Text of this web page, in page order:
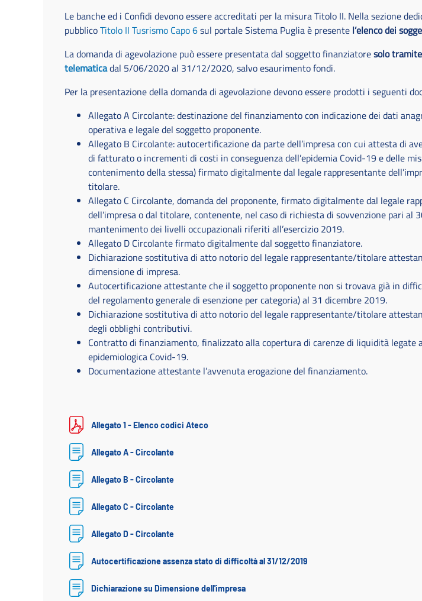
Le banche ed i Confidi devono essere accreditati per la misura Titolo II. Nella sezione
pubblicoTitolo II Tusrismo Capo 6sul portale Sistema Puglia è presente l’elenco dei
La domanda di agevolazione può essere presentata dal soggetto finanziatoresolo tramite
telematicadal 5/06/2020 al 31/12/2020, salvo esaurimento fondi.
Per la presentazione della domanda di agevolazione devono essere prodotti i seguenti
Allegato A Circolante: destinazione del finanziamento con indicazione dei dati
operativa e legale del soggetto proponente.
Allegato B Circolante: autocertificazione da parte dell’impresa con cui attesta di
di fatturato o incrementi di costi in conseguenza dell’epidemia Covid-19 e delle
contenimento della stessa) firmato digitalmente dal legale rappresentante
titolare.
Allegato C Circolante, domanda del proponente, firmato digitalmente dal legale
dell’impresa o dal titolare, contenente, nel caso di richiesta di sovvenzione pari al
mantenimento dei livelli occupazionali riferiti all’esercizio 2019.
Allegato D Circolante firmato digitalmente dal soggetto finanziatore.
Dichiarazione sostitutiva di atto notorio del legale rappresentante/titolare
dimensione di impresa.
Autocertificazione attestante che il soggetto proponente non si trovava già in
del regolamento generale di esenzione per categoria) al 31 dicembre 2019.
Dichiarazione sostitutiva di atto notorio del legale rappresentante/titolare
degli obblighi contributivi.
Contratto di finanziamento, finalizzato alla copertura di carenze di liquidità legate
epidemiologica Covid-19.
Documentazione attestante l’avvenuta erogazione del finanziamento.
Allegato 1 - Elenco codici Ateco
Allegato A - Circolante
Allegato B - Circolante
Allegato C - Circolante
Allegato D - Circolante
Autocertificazione assenza stato di difficoltà al 31/12/2019
Dichiarazione su Dimensione dell'impresa